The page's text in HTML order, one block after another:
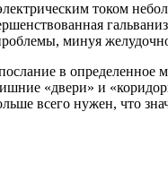
током
минуя
в определенное
«двери» и
всего нужен, что